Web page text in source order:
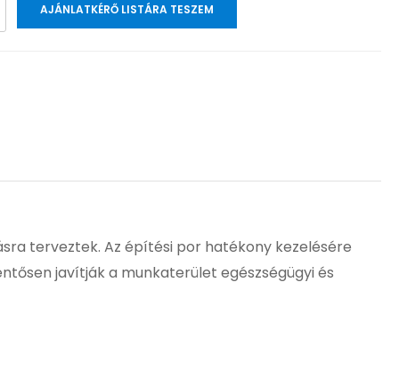
AJÁNLATKÉRŐ LISTÁRA TESZEM
terveztek. Az építési por hatékony kezelésére
javítják a munkaterület egészségügyi és